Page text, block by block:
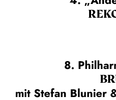
8.
mit Stefan Blunier